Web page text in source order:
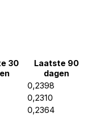
30
Laatste 90
dagen
0,2398
0,2310
0,2364